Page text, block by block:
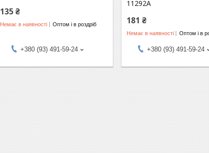
135 ₴
Немає в наявності Оптом і в роздріб
+380 (93) 491-59-24
11292A
181 ₴
Немає в наявності Оптом і в
+380 (93) 491-59-24